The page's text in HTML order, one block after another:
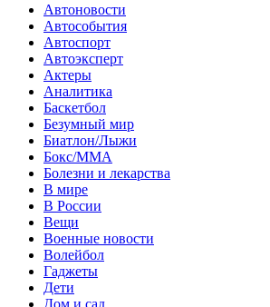
Автоновости
Автособытия
Автоспорт
Автоэксперт
Актеры
Аналитика
Баскетбол
Безумный мир
Биатлон/Лыжи
Бокс/MMA
Болезни и лекарства
В мире
В России
Вещи
Военные новости
Волейбол
Гаджеты
Дети
Дом и сад